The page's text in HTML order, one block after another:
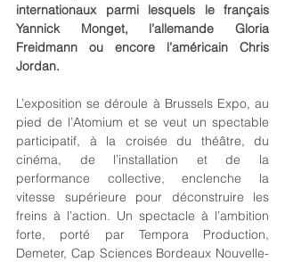
internationaux parmi lesquels le français
Yannick Monget, l’allemande Gloria
Freidmann ou encore l’américain Chris
Jordan.
L’exposition se déroule à Brussels Expo, au
pied de l’Atomium et se veut un spectable
participatif, à la croisée du théâtre, du
cinéma, de l’installation et de la
performance collective, enclenche la
vitesse supérieure pour déconstruire les
freins à l’action. Un spectacle à l’ambition
forte, porté par Tempora Production,
Demeter, Cap Sciences Bordeaux Nouvelle-